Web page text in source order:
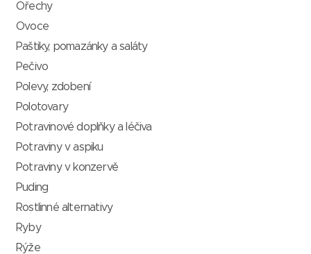
Ořechy
Ovoce
Paštiky, pomazánky a saláty
Pečivo
Polevy, zdobení
Polotovary
Potravinové doplňky a léčiva
Potraviny v aspiku
Potraviny v konzervě
Puding
Rostlinné alternativy
Ryby
Rýže